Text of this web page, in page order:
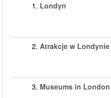
1. Londyn
2. Atrakcje w Londynie
3. Museums in London